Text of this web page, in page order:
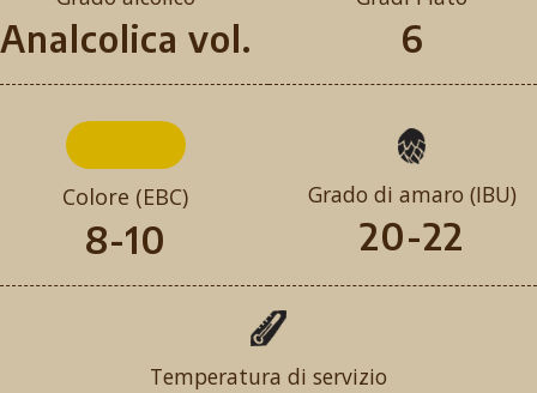
Analcolica vol. 6
Colore (EBC)
8-10
Grado di amaro (IBU)
20-22
Temperatura di servizio